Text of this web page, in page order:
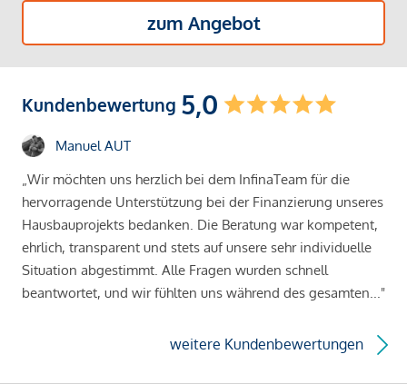
zum Angebot
Kundenbewertung 5,0
Manuel AUT
„Wir möchten uns herzlich bei dem InfinaTeam für die
hervorragende Unterstützung bei der Finanzierung unseres
Hausbauprojekts bedanken. Die Beratung war kompetent,
ehrlich, transparent und stets auf unsere sehr individuelle
Situation abgestimmt. Alle Fragen wurden schnell
beantwortet, und wir fühlten uns während des gesamten..."
weitere Kundenbewertungen